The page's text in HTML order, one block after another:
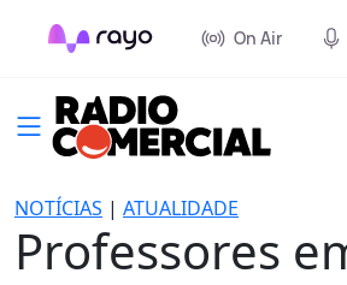
On Air
NOTÍCIAS | ATUALIDADE
Professores